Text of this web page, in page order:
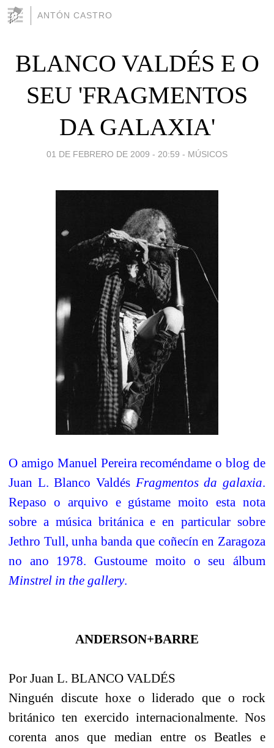
ANTÓN CASTRO
BLANCO VALDÉS E O
SEU 'FRAGMENTOS
DA GALAXIA'
01 DE FEBRERO DE 2009 - 20:59 - MÚSICOS
O amigo Manuel Pereira recoméndame o blog de
Juan L. Blanco Valdés Fragmentos da galaxia.
Repaso o arquivo e gústame moito esta nota
sobre a música británica e en particular sobre
Jethro Tull, unha banda que coñecín en Zaragoza
no ano 1978.Gustoume moito o seu álbum
Minstrel in the gallery.
ANDERSON+BARRE
Por Juan L. BLANCO VALDÉS
Ninguén discute hoxe o liderado que o rock
británico ten exercido internacionalmente. Nos
corenta anos que median entre os Beatles e